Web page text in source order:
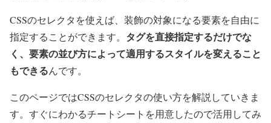
CSSのセレクタを使えば、装飾の対象になる要素を自由に
指定することができます。 タグを直接指定するだけでな
く、要素の並び方によって適用するスタイルを変えること
もできるんです。
このページではCSSのセレクタの使い方を解説していきま
す。すぐにわかるチートシートを用意したので活用してみ